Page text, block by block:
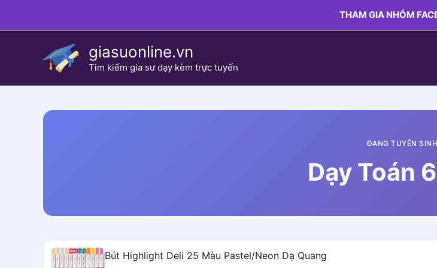
THAM GIA NHÓM
giasuonline.vn
Tim kiếm gia sư dạy kèm trực tuyến
ĐANG TUYỂN SINH
Dạy Toán
Bút Highlight Deli 25 Màu Pastel/Neon Dạ Quang